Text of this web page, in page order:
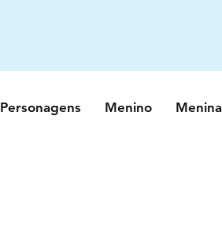
Personagens Menino Menina